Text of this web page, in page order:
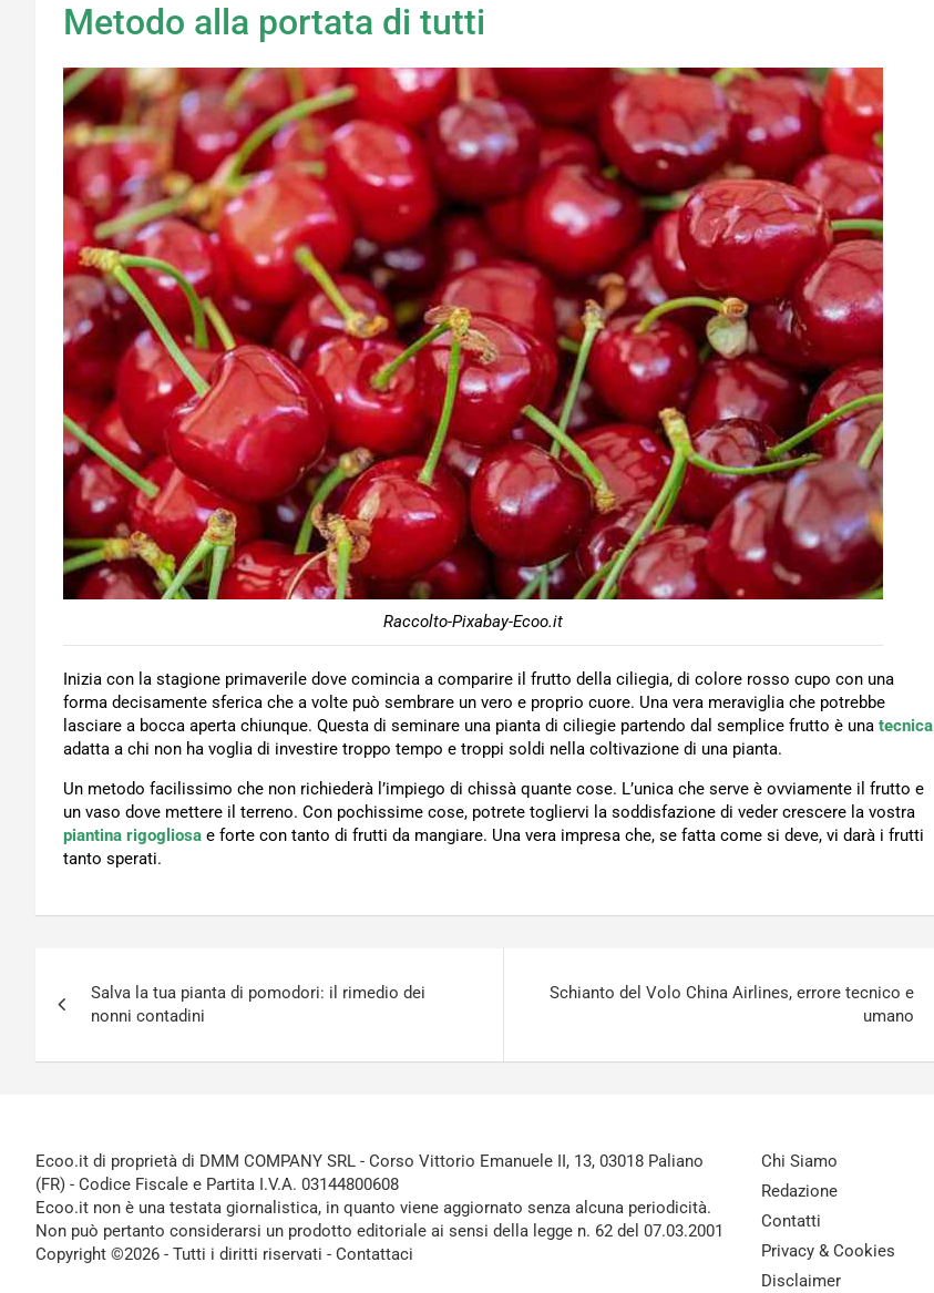
Metodo alla portata di tutti
Raccolto-Pixabay-Ecoo.it
Inizia con la stagione primaverile dove comincia a comparire il frutto della ciliegia, di colore rosso cupo con una
forma decisamente sferica che a volte può sembrare un vero e proprio cuore. Una vera meraviglia che potrebbe
lasciare a bocca aperta chiunque. Questa di seminare una pianta di ciliegie partendo dal semplice frutto è una tecnica
adatta a chi non ha voglia di investire troppo tempo e troppi soldi nella coltivazione di una pianta.
Un metodo facilissimo che non richiederà l’impiego di chissà quante cose. L’unica che serve è ovviamente il frutto e
un vaso dove mettere il terreno. Con pochissime cose, potrete togliervi la soddisfazione di veder crescere la vostra
piantina rigogliosa e forte con tanto di frutti da mangiare. Una vera impresa che, se fatta come si deve, vi darà i frutti
tanto sperati.
articoli
Salva la tua pianta di pomodori: il rimedio dei
nonni contadini
Schianto del Volo China Airlines, errore tecnico e
umano
Ecoo.it di proprietà di DMM COMPANY SRL - Corso Vittorio Emanuele II, 13, 03018 Paliano
(FR) - Codice Fiscale e Partita I.V.A. 03144800608
Ecoo.it non è una testata giornalistica, in quanto viene aggiornato senza alcuna periodicità.
Non può pertanto considerarsi un prodotto editoriale ai sensi della legge n. 62 del 07.03.2001
Copyright ©2026 - Tutti i diritti riservati - Contattaci
Chi Siamo
Redazione
Contatti
Privacy & Cookies
Disclaimer